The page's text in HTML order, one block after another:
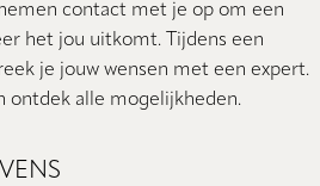
contact met je op om een
het jou uitkomt. Tijdens een
je jouw wensen met een expert.
ontdek alle mogelijkheden.